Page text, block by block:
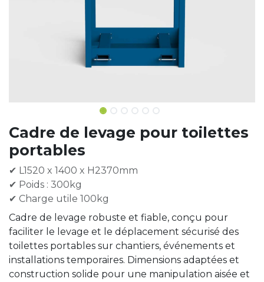
Cadre de levage pour toilettes
portables
✔ L1520 x 1400 x H2370mm
✔ Poids : 300kg
✔ Charge utile 100kg
Cadre de levage robuste et fiable, conçu pour
faciliter le levage et le déplacement sécurisé des
toilettes portables sur chantiers, événements et
installations temporaires. Dimensions adaptées et
construction solide pour une manipulation aisée et